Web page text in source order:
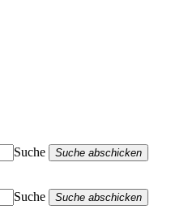
Suche
Suche abschicken
Suche
Suche abschicken